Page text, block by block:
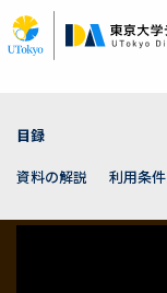
イ
ン
目録
資料の解説
利用条件